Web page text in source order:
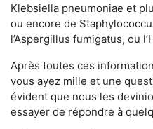
Klebsiella pneumoniae et
ou encore de
l’Aspergillus fumigatus, ou
Après toutes ces
vous ayez mille et une
évident que nous les
essayer de répondre à